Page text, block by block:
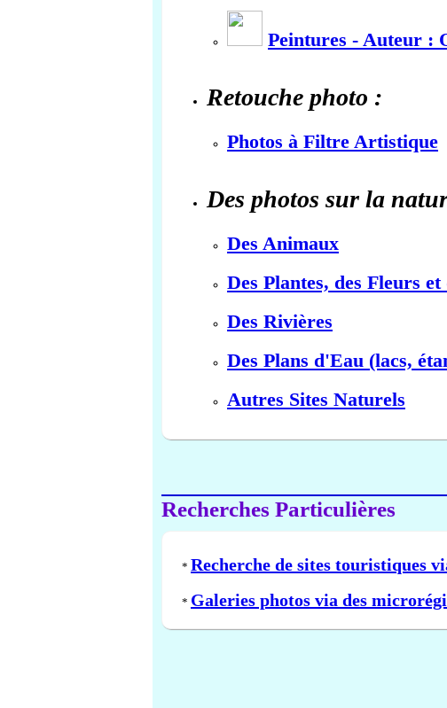
Peintures - Auteur :
Retouche photo :
Photos à Filtre Artistique
Des photos sur la
Des Animaux
Des Plantes, des Fleurs
Des Rivières
Des Plans d'Eau (lacs,
Autres Sites Naturels
Recherches Particulières
* Recherche de sites touristiques
* Galeries photos via des